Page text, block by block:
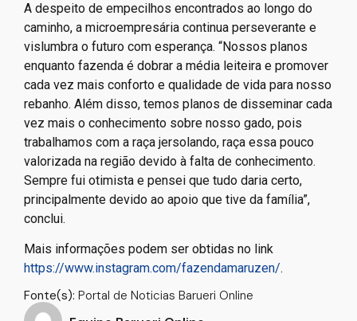
A despeito de empecilhos encontrados ao longo do
caminho, a microempresária continua perseverante e
vislumbra o futuro com esperança. “Nossos planos
enquanto fazenda é dobrar a média leiteira e promover
cada vez mais conforto e qualidade de vida para nosso
rebanho. Além disso, temos planos de disseminar cada
vez mais o conhecimento sobre nosso gado, pois
trabalhamos com a raça jersolando, raça essa pouco
valorizada na região devido à falta de conhecimento.
Sempre fui otimista e pensei que tudo daria certo,
principalmente devido ao apoio que tive da família”,
conclui.
Mais informações podem ser obtidas no link
https://www.instagram.com/fazendamaruzen/.
Fonte(s): Portal de Noticias Barueri Online